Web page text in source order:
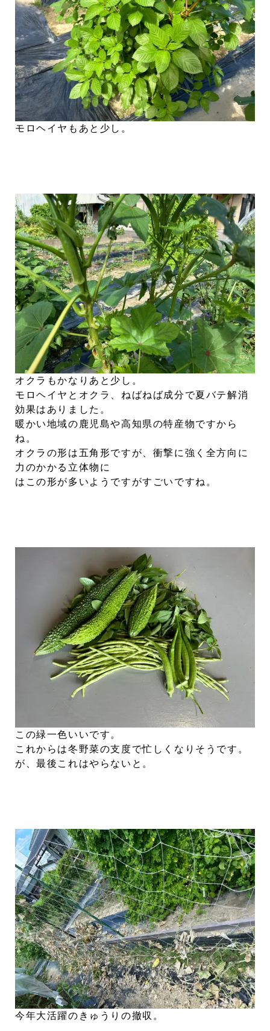
モロヘイヤもあと少し。
オクラもかなりあと少し。
モロヘイヤとオクラ、ねばねば成分で夏バテ解消
効果はありました。
暖かい地域の鹿児島や高知県の特産物ですから
ね。
オクラの形は五角形ですが、衝撃に強く全方向に
力のかかる立体物に
はこの形が多いようですがすごいですね。
この緑一色いいです。
これからは冬野菜の支度で忙しくなりそうです。
が、最後これはやらないと。
今年大活躍のきゅうりの撤収。